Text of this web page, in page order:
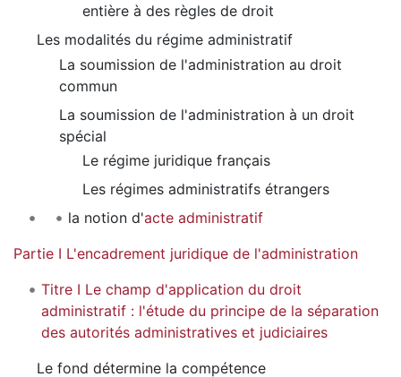
entière à des règles de droit
Les modalités du régime administratif
La soumission de l'administration au droit
commun
La soumission de l'administration à un droit
spécial
Le régime juridique français
Les régimes administratifs étrangers
la notion d'acte administratif
Partie I L'encadrement juridique de l'administration
Titre I Le champ d'application du droit
administratif : l'étude du principe de la séparation
des autorités administratives et judiciaires
Le fond détermine la compétence